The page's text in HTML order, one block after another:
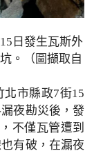
日發生瓦斯外
。（圖擷取自
北市縣政7街15
夜勘災後，發
不僅瓦管遭到
有破，在漏夜